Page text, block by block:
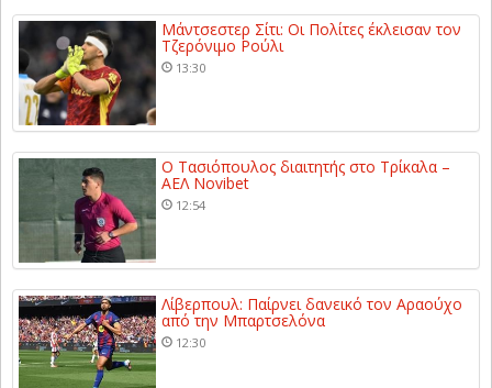
Μάντσεστερ Σίτι: Οι Πολίτες έκλεισαν τον
Τζερόνιμο Ρούλι
13:30
Ο Τασιόπουλος διαιτητής στο Τρίκαλα –
ΑΕΛ Novibet
12:54
Λίβερπουλ: Παίρνει δανεικό τον Αραούχο
από την Μπαρτσελόνα
12:30